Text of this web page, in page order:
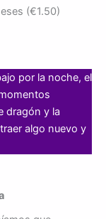
(€1.50)
por la noche, el
dragón y la
algo nuevo y